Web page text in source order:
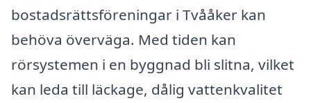
bostadsrättsföreningar i Tvååker kan
behöva överväga. Med tiden kan
rörsystemen i en byggnad bli slitna, vilket
kan leda till läckage, dålig vattenkvalitet